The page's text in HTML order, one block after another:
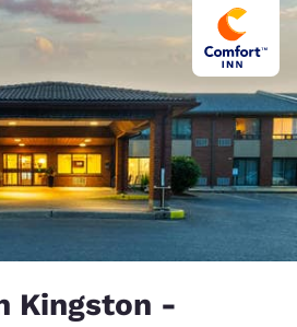
Kingston -